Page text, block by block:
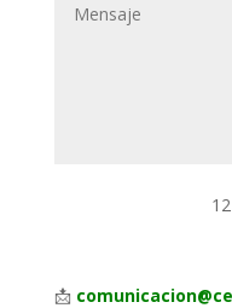
📩